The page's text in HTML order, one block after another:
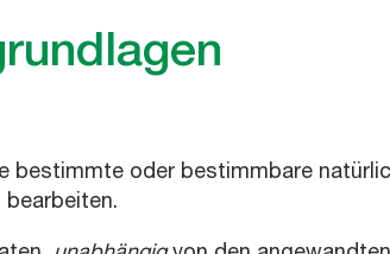
bestimmte oder bestimmbare